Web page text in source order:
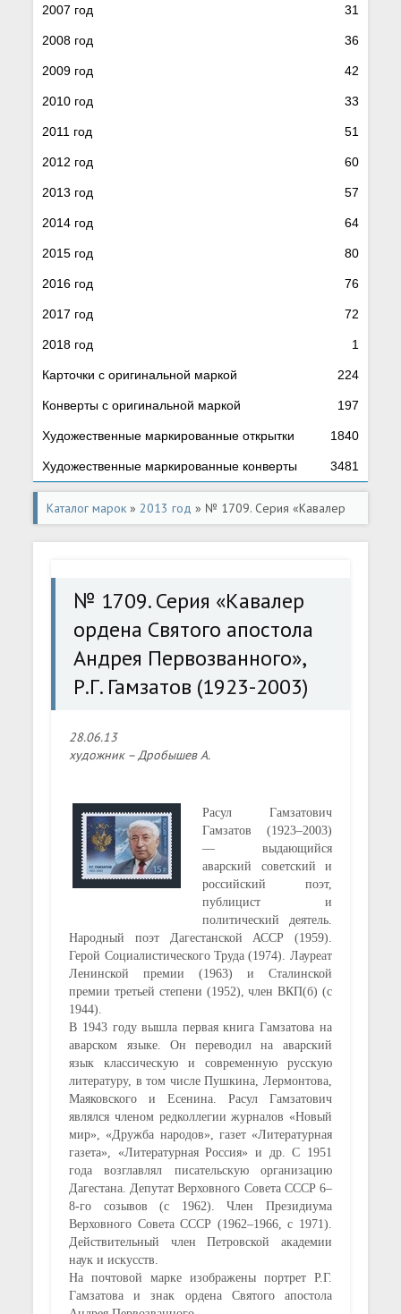
2007 год 31
2008 год 36
2009 год 42
2010 год 33
2011 год 51
2012 год 60
2013 год 57
2014 год 64
2015 год 80
2016 год 76
2017 год 72
2018 год 1
Карточки с оригинальной маркой 224
Конверты с оригинальной маркой 197
Художественные маркированные открытки 1840
Художественные маркированные конверты 3481
Каталог марок »2013 год » № 1709. Серия «Кавалер
ордена Святого апостола Андрея Первозванного», Р.Г.
№ 1709. Серия «Кавалер
ордена Святого апостола
Андрея Первозванного»,
Р.Г. Гамзатов (1923-2003)
28.06.13
художник – Дробышев А.
Расул Гамзатович
Гамзатов (1923–2003)
— выдающийся
аварский советский и
российский поэт,
публицист и
политический деятель.
Народный поэт Дагестанской АССР (1959).
Герой Социалистического Труда (1974). Лауреат
Ленинской премии (1963) и Сталинской
премии третьей степени (1952), член ВКП(б) (с
1944).
В 1943 году вышла первая книга Гамзатова на
аварском языке. Он переводил на аварский
язык классическую и современную русскую
литературу, в том числе Пушкина, Лермонтова,
Маяковского и Есенина. Расул Гамзатович
являлся членом редколлегии журналов «Новый
мир», «Дружба народов», газет «Литературная
газета», «Литературная Россия» и др. С 1951
года возглавлял писательскую организацию
Дагестана. ДепутатВерховного Совета СССР6–
8-го созывов (с 1962). Член Президиума
Верховного Совета СССР (1962–1966, с 1971).
Действительный член Петровской академии
наук и искусств.
На почтовой марке изображены портрет Р.Г.
Гамзатова и знак ордена Святого апостола